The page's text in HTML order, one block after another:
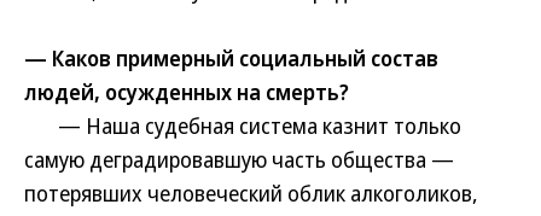
— Каков примерный социальный состав
людей, осужденных на смерть?
— Наша судебная система казнит только
самую деградировавшую часть общества —
потерявших человеческий облик алкоголиков,